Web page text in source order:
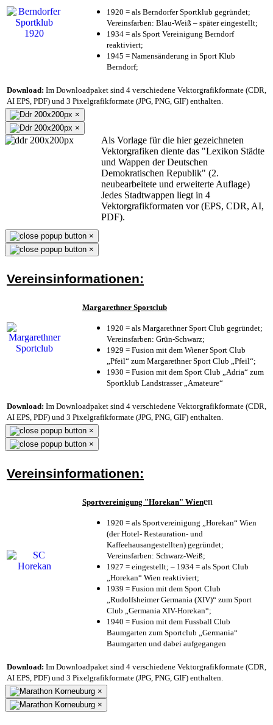
1920 = als Berndorfer Sportklub gegründet;
Vereinsfarben: Blau-Weiß – später eingestellt;
1934 = als Sport Vereinigung Berndorf
reaktiviert;
1945 = Namensänderung in Sport Klub
Berndorf;
Download: Im Downloadpaket sind 4 verschiedene Vektorgrafikformate (CDR,
AI EPS, PDF) und 3 Pixelgrafikformate (JPG, PNG, GIF) enthalten.
×
×
Als Vorlage für die hier gezeichneten
Vektorgrafiken diente das "Lexikon Städte
und Wappen der Deutschen
Demokratischen Republik" (2.
neubearbeitete und erweiterte Auflage)
Jedes Stadtwappen liegt in 4
Vektorgrafikformaten vor (EPS, CDR, AI,
PDF).
×
×
Vereinsinformationen:
Margarethner Sportclub
1920 = als Margarethner Sport Club gegründet;
Vereinsfarben: Grün-Schwarz;
1929 = Fusion mit dem Wiener Sport Club
„Pfeil“ zum Margarethner Sport Club „Pfeil“;
1930 = Fusion mit dem Sport Club „Adria“ zum
Sportklub Landstrasser „Amateure“
Download: Im Downloadpaket sind 4 verschiedene Vektorgrafikformate (CDR,
AI EPS, PDF) und 3 Pixelgrafikformate (JPG, PNG, GIF) enthalten.
×
×
Vereinsinformationen:
Sportvereinigung "Horekan" Wienen
1920 = als Sportvereinigung „Horekan“ Wien
(der Hotel- Restauration- und
Kaffeehausangestellten) gegründet;
Vereinsfarben: Schwarz-Weiß;
1927 = eingestellt; – 1934 = als Sport Club
„Horekan“ Wien reaktiviert;
1939 = Fusion mit dem Sport Club
„Rudolfsheimer Germania (XIV)“ zum Sport
Club „Germania XIV-Horekan“;
1940 = Fusion mit dem Fussball Club
Baumgarten zum Sportclub „Germania“
Baumgarten und dabei aufgegangen
Download: Im Downloadpaket sind 4 verschiedene Vektorgrafikformate (CDR,
AI EPS, PDF) und 3 Pixelgrafikformate (JPG, PNG, GIF) enthalten.
×
×